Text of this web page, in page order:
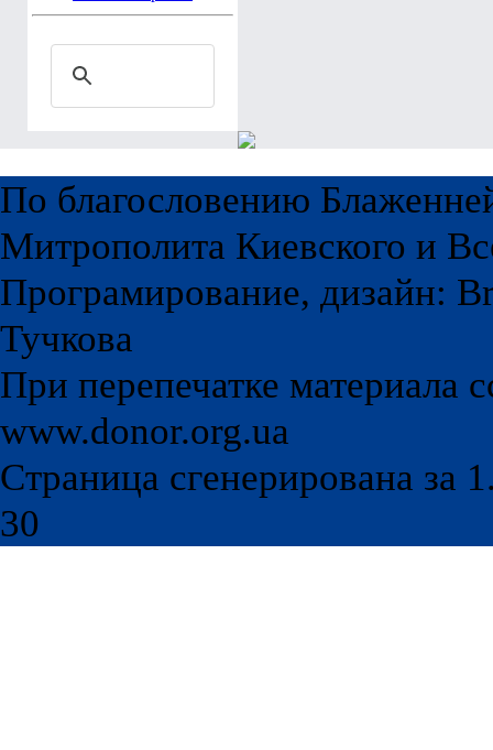
По благословению
Митрополита Киевского и
Програмирование, дизайн:
Тучкова
При перепечатке материала
www.donor.org.ua
Страница сгенерирована за
30